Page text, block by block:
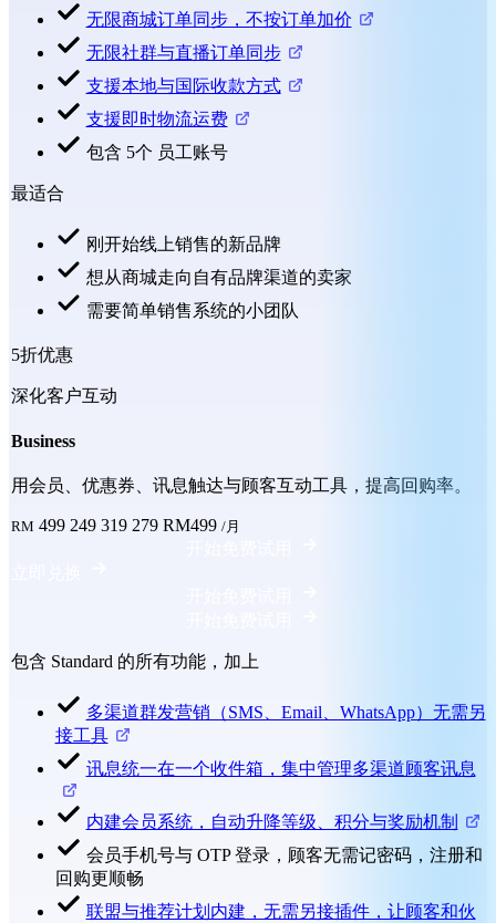
无限商城订单同步，不按订单加价
无限社群与直播订单同步
支援本地与国际收款方式
支援即时物流运费
包含 5个 员工账号
最适合
刚开始线上销售的新品牌
想从商城走向自有品牌渠道的卖家
需要简单销售系统的小团队
5折优惠
深化客户互动
Business
用会员、优惠券、讯息触达与顾客互动工具，提高回购率。
RM 499 249 319 279 RM499 /月
包含 Standard 的所有功能，加上
多渠道群发营销（SMS、Email、WhatsApp）无需另
接工具
讯息统一在一个收件箱，集中管理多渠道顾客讯息
内建会员系统，自动升降等级、积分与奖励机制
会员手机号与 OTP 登录，顾客无需记密码，注册和
回购更顺畅
联盟与推荐计划内建，无需另接插件，让顾客和伙